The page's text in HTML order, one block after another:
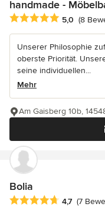
handmade -
Durchschnittliche
5,0 (8
Unserer Philosophie
oberste Priorität.
seine individuellen...
Mehr
Am Gaisberg 10b,
Bolia
Durchschnittliche
4,7 (7